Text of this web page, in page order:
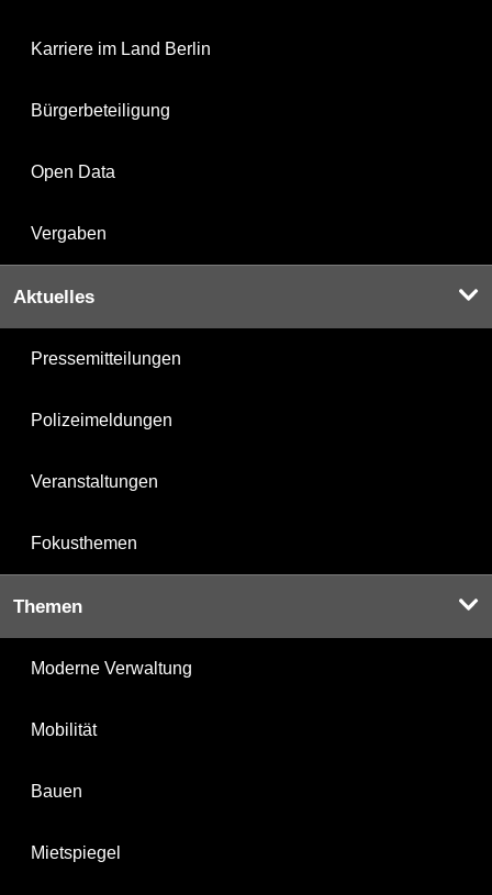
Karriere im Land Berlin
Bürgerbeteiligung
Open Data
Vergaben
Aktuelles
Pressemitteilungen
Polizeimeldungen
Veranstaltungen
Fokusthemen
Themen
Moderne Verwaltung
Mobilität
Bauen
Mietspiegel